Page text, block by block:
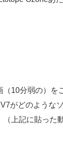
（10分弱の）を
がどのような
上記に貼った